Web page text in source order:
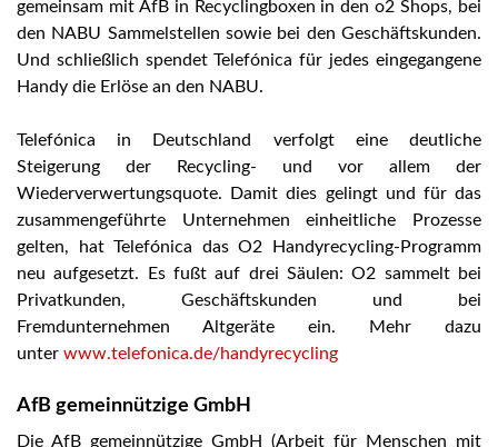
gemeinsam mit AfB in Recyclingboxen in den o2 Shops, bei
den NABU Sammelstellen sowie bei den Geschäftskunden.
Und schließlich spendet Telefónica für jedes eingegangene
Handy die Erlöse an den NABU.
Telefónica in Deutschland verfolgt eine deutliche
Steigerung der Recycling- und vor allem der
Wiederverwertungsquote. Damit dies gelingt und für das
zusammengeführte Unternehmen einheitliche Prozesse
gelten, hat Telefónica das O2 Handyrecycling-Programm
neu aufgesetzt. Es fußt auf drei Säulen: O2 sammelt bei
Privatkunden, Geschäftskunden und bei
Fremdunternehmen Altgeräte ein. Mehr dazu
unter www.telefonica.de/handyrecycling
AfB gemeinnützige GmbH
Die AfB gemeinnützige GmbH (Arbeit für Menschen mit